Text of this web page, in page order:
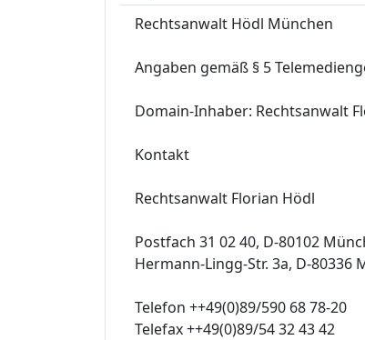
Rechtsanwalt Hödl München
Angaben gemäß § 5
Domain-Inhaber: Rechtsanwalt
Kontakt
Rechtsanwalt Florian Hödl
Postfach 31 02 40, D-80102
Hermann-Lingg-Str. 3a, D-80336
Telefon ++49(0)89/590 68 78-20
Telefax ++49(0)89/54 32 43 42